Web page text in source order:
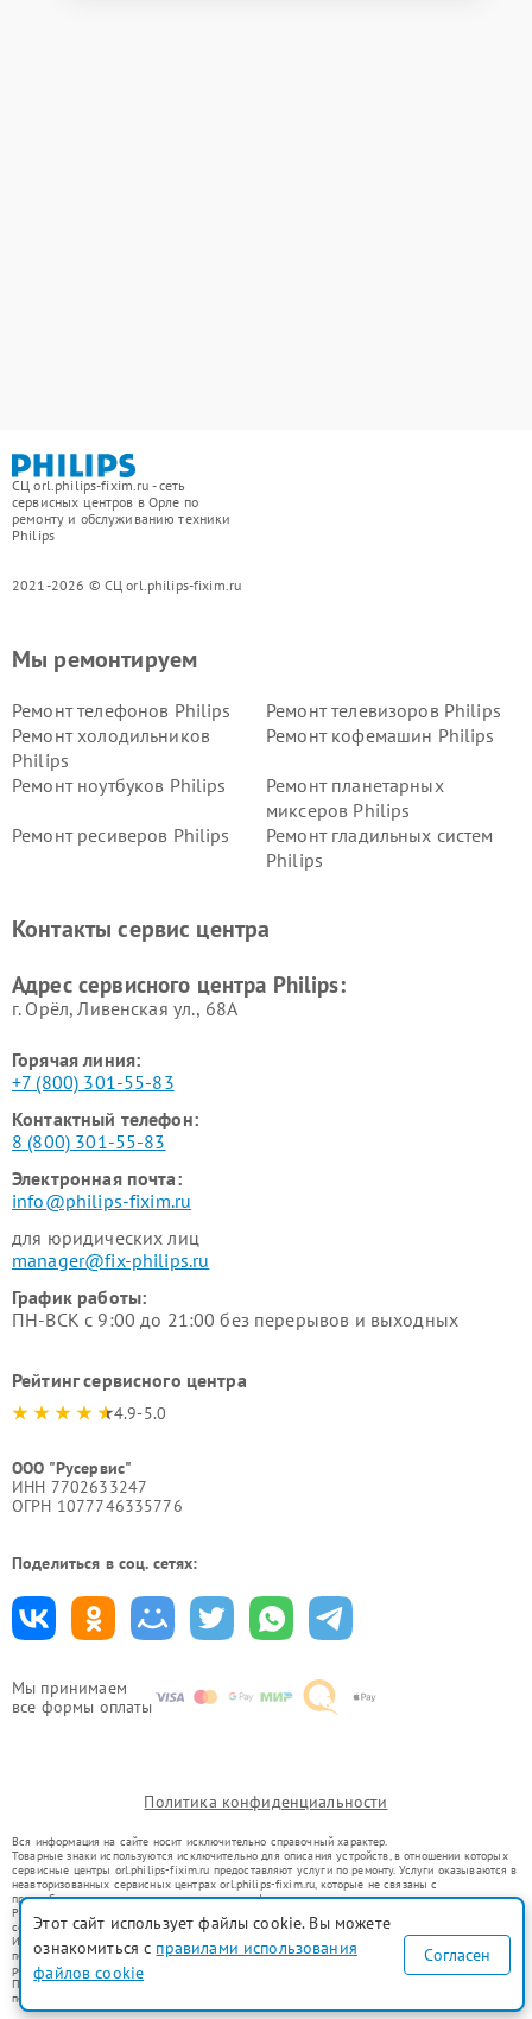
СЦ orl.philips-fixim.ru - сеть
сервисных центров в Орле по
ремонту и обслуживанию техники
Philips
2021-2026 © СЦ orl.philips-fixim.ru
Мы принимаем
все формы оплаты
Мы ремонтируем
Ремонт телефонов Philips
Ремонт телевизоров Philips
Ремонт холодильников
Philips
Ремонт кофемашин Philips
Ремонт ноутбуков Philips
Ремонт планетарных
миксеров Philips
Ремонт ресиверов Philips
Ремонт гладильных систем
Philips
Ремонт стиральных машин
Ремонт увлажнителей
Контакты сервис центра
Адрес сервисного центра Philips:
г. Орёл, Ливенская ул., 68А
Горячая линия:
+7 (800) 301-55-83
Контактный телефон:
8 (800) 301-55-83
Электронная почта:
info@philips-fixim.ru
для юридических лиц
manager@fix-philips.ru
График работы:
ПН-ВСК с 9:00 до 21:00 без перерывов и выходных
Рейтинг сервисного центра
4.9-5.0
ООО "Русервис"
ИНН 7702633247
ОГРН 1077746335776
Поделиться в соц. сетях:
Политика конфиденциальности
Вся информация на сайте носит исключительно справочный характер.
Товарные знаки используются исключительно для описания устройств, в отношении которых
сервисные центры orl.philips-fixim.ru предоставляют услуги по ремонту. Услуги оказываются в
неавторизованных сервисных центрах orl.philips-fixim.ru, которые не связаны с
правообладателями товарных знаков или их официальными представителями.
Ремонт осуществляется для устройств, уже введенных в гражданский оборот в соответствии
со статьей 1487 ГК РФ.
Использование товарных знаков не преследует цели индивидуализации услуг или введения
потребителей в заблуждение, а служит для информирования о предоставляемых услугах по
ремонту техники указанных брендов.
Представленная на сайте информация не является публичной офертой, определяемой
положениями Статьи 437(2) Гражданского кодекса РФ
Этот сайт использует файлы cookie. Вы можете
ознакомиться с правилами использования
файлов cookie
Согласен